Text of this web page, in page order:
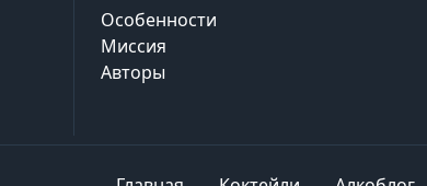
Особенности
Миссия
Авторы